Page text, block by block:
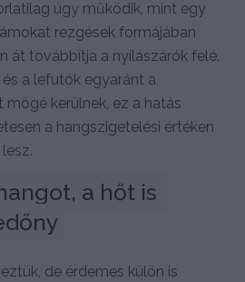
úgy működik, mint egy
rezgések formájában
át továbbítja a nyílászárók felé.
a lefutók egyaránt a
kerülnek, ez a hatás
a hangszigetelési értéken
a hőt is
de érdemes külön is